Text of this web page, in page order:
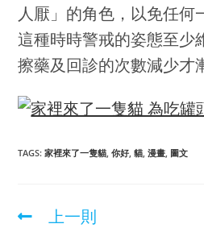
人厭」的角色，以免任何
這種時時警戒的姿態至少
擦藥及回診的次數減少才
TAGS:家裡來了一隻貓 你好 貓 漫畫 圖文
上一則